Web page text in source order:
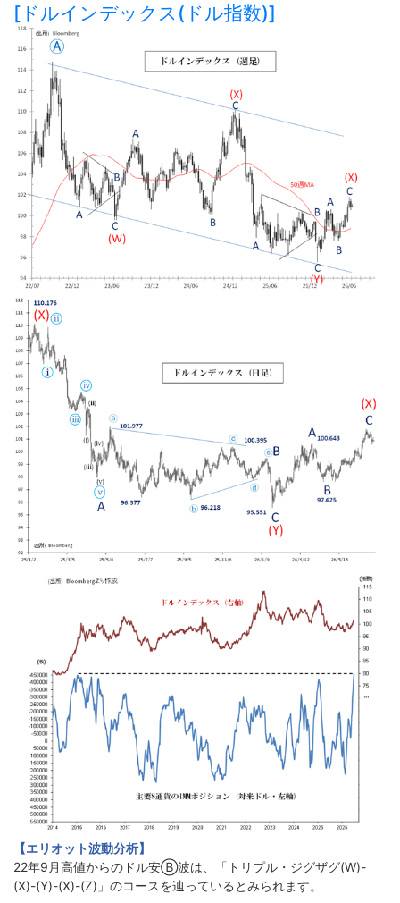
[ドルインデックス(ドル指数)]
【エリオット波動分析】
22年9月高値からのドル安Ⓑ波は、「トリプル・ジグザグ(W)-
(X)-(Y)-(X)-(Z)」のコースを辿っているとみられます。